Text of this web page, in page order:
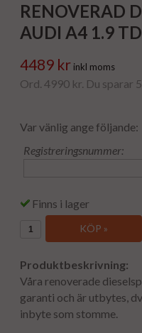
RENOVERAD
AUDI A4 1.9
4489 kr inkl moms
Ord. 4990 kr. Du sparar
Var vänlig ange följande:
Registreringsnummer:
Finns i lager
KÖP »
Produktbeskrivning:
Våra renoverade
garanti och är utbytes,
inbyte som stomme.